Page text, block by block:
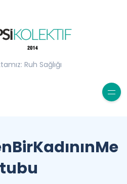
Ruh Sağlığı